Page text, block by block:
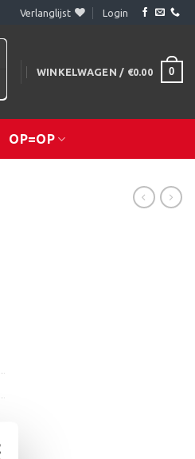
Verlanglijst Login
WINKELWAGEN / €0.00 0
OP=OP